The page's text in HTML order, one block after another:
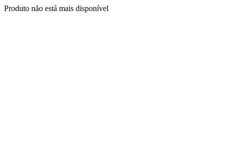
Produto não está mais disponível